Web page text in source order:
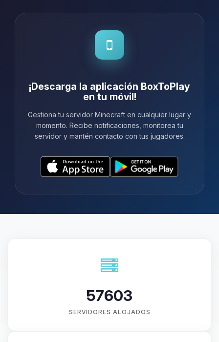
¡Descarga la aplicación BoxToPlay
en tu móvil!
Gestiona tu servidor Minecraft en cualquier lugar y
momento. Recibe notificaciones, monitorea tu
servidor y mantén contacto con tus jugadores.
57603
SERVIDORES ALOJADOS